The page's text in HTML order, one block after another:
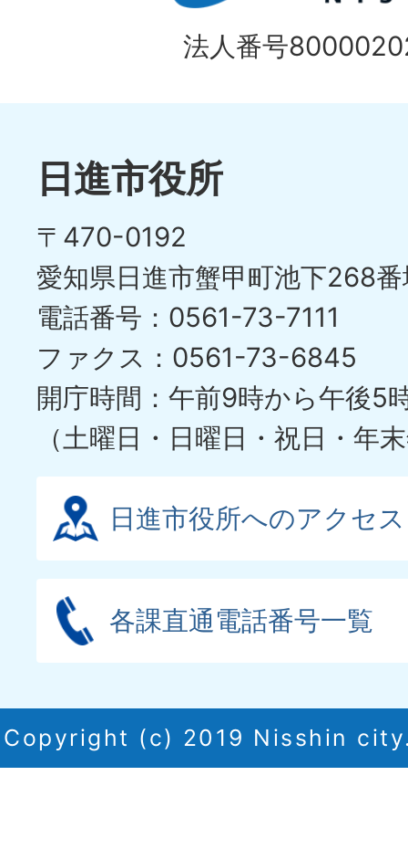
法人番号
日進市役所
〒470-0192
愛知県日進市蟹甲町池下268
電話番号：0561-73-7111
ファクス：0561-73-6845
開庁時間：午前9時から午後5
（土曜日・日曜日・祝日・年
日進市役所へのアクセス
各課直通電話番号一覧
Copyright (c) 2019 Nisshin